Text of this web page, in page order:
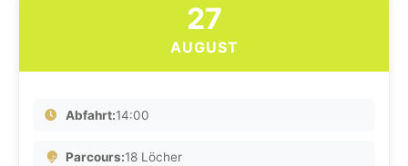
27
AUGUST
Abfahrt:14:00
Parcours:18 Löcher